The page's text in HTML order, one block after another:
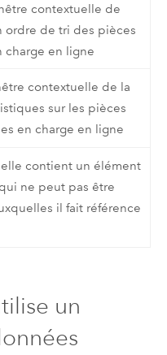
contextuelle de
ordre de tri des pièces
charge en ligne
contextuelle de la
sur les pièces
en charge en ligne
contient un élément
ne peut pas être
il fait référence
un